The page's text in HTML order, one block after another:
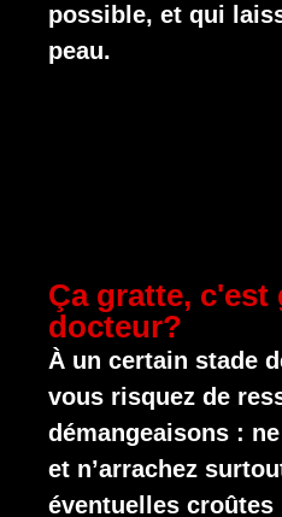
possible, et qui
peau.
Ça gratte, c'est
docteur?
À un certain stade
vous risquez de
démangeaisons :
et n’arrachez
éventuelles croûtes